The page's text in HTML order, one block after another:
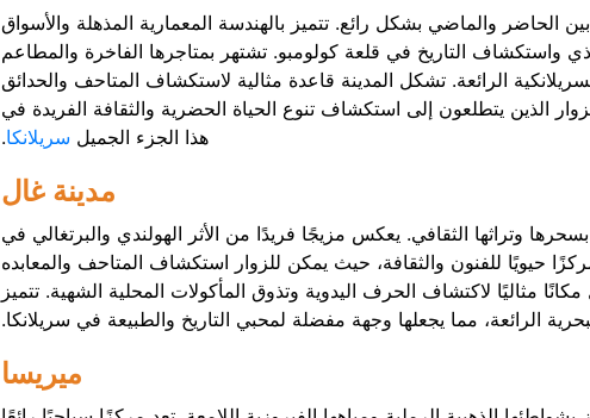
الحاضر والماضي بشكل رائع. تتميز بالهندسة المعمارية المذهلة والأسواق
واستكشاف التاريخ في قلعة كولومبو. تشتهر بمتاجرها الفاخرة والمطاعم
الرائعة. تشكل المدينة قاعدة مثالية لاستكشاف المتاحف والحدائق
الذين يتطلعون إلى استكشاف تنوع الحياة الحضرية والثقافة الفريدة في
هذا الجزء الجميل سريلانكا.
مدينة غال
وتراثها الثقافي. يعكس مزيجًا فريدًا من الأثر الهولندي والبرتغالي في
حيويًا للفنون والثقافة، حيث يمكن للزوار استكشاف المتاحف والمعابده
مثاليًا لاكتشاف الحرف اليدوية وتذوق المأكولات المحلية الشهية. تتميز
الرائعة، مما يجعلها وجهة مفضلة لمحبي التاريخ والطبيعة في سريلانكا.
ميريسا